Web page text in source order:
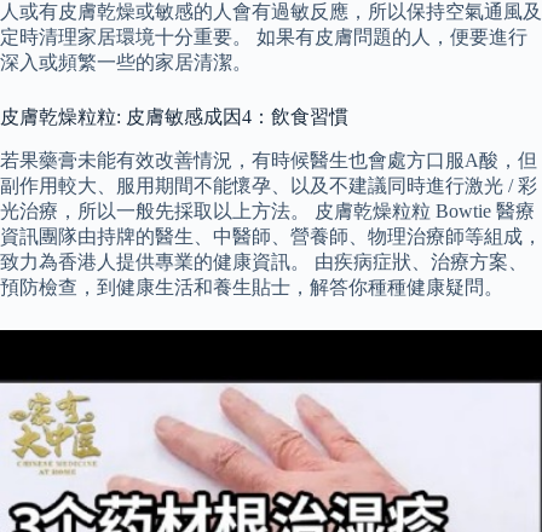
人或有皮膚乾燥或敏感的人會有過敏反應，所以保持空氣通風及
定時清理家居環境十分重要。 如果有皮膚問題的人，便要進行
深入或頻繁一些的家居清潔。
皮膚乾燥粒粒: 皮膚敏感成因4：飲食習慣
若果藥膏未能有效改善情況，有時候醫生也會處方口服A酸，但
副作用較大、服用期間不能懷孕、以及不建議同時進行激光 / 彩
光治療，所以一般先採取以上方法。 皮膚乾燥粒粒 Bowtie 醫療
資訊團隊由持牌的醫生、中醫師、營養師、物理治療師等組成，
致力為香港人提供專業的健康資訊。 由疾病症狀、治療方案、
預防檢查，到健康生活和養生貼士，解答你種種健康疑問。